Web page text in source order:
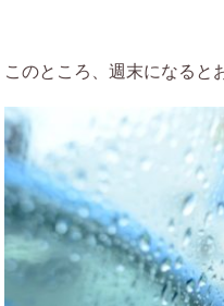
このところ、週末になると